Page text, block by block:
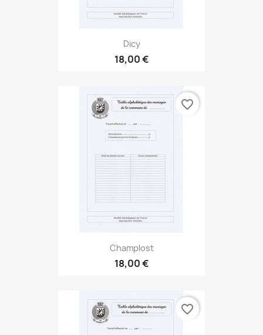
Dicy
18,00 €
Champlost
18,00 €
favorite_border
favorite_border